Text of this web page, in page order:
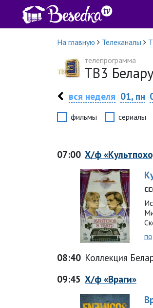
На главную Телеканалы
телепрограмма
ТВ3
вся неделя 01, пн
фильмы сериалы
07:00 Х/ф
08:40 Коллекция
09:45 Х/ф «Враги»